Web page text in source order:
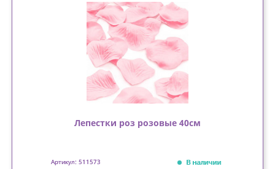
Лепестки роз розовые 40см
Артикул: 511573 В наличии